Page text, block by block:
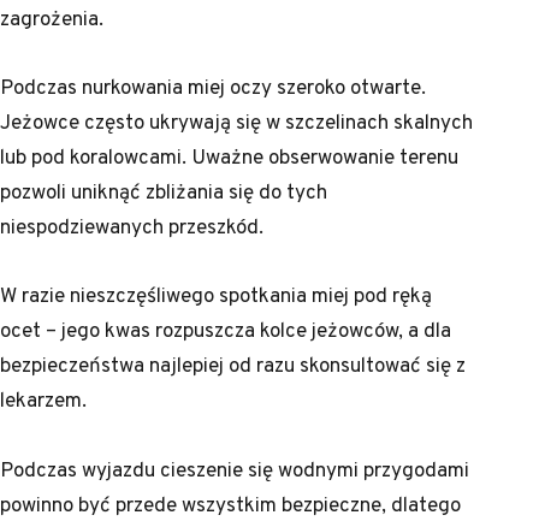
zagrożenia.
Podczas nurkowania miej oczy szeroko otwarte.
Jeżowce często ukrywają się w szczelinach skalnych
lub pod koralowcami. Uważne obserwowanie terenu
pozwoli uniknąć zbliżania się do tych
niespodziewanych przeszkód.
W razie nieszczęśliwego spotkania miej pod ręką
ocet – jego kwas rozpuszcza kolce jeżowców, a dla
bezpieczeństwa najlepiej od razu skonsultować się z
lekarzem.
Podczas wyjazdu cieszenie się wodnymi przygodami
powinno być przede wszystkim bezpieczne, dlatego